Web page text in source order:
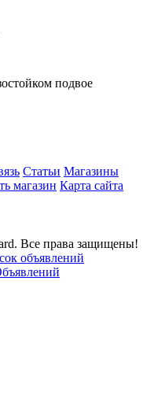
Статьи Магазины
магазин Карта сайта
Все права защищены!